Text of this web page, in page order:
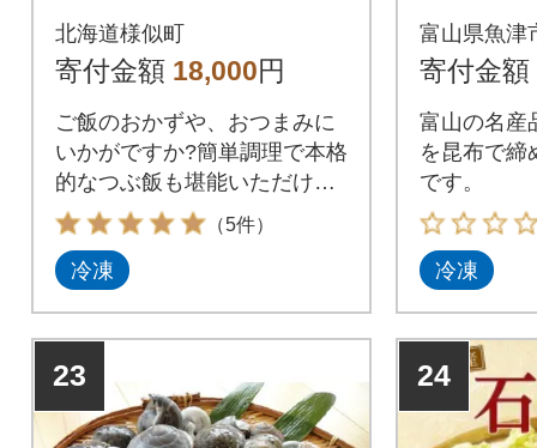
1kg(200g×5個)
北海道様似町
寄付金額 18,000円
ご飯のおかずや、おつまみに
いかがですか?簡単調理で本格
的なつぶ飯も堪能いただけま
す。
（5件）
冷凍
カ・ヒ
貝・甘
富山県魚津
寄付金額
富山の名産
を昆布で締
です。
冷凍
23 24